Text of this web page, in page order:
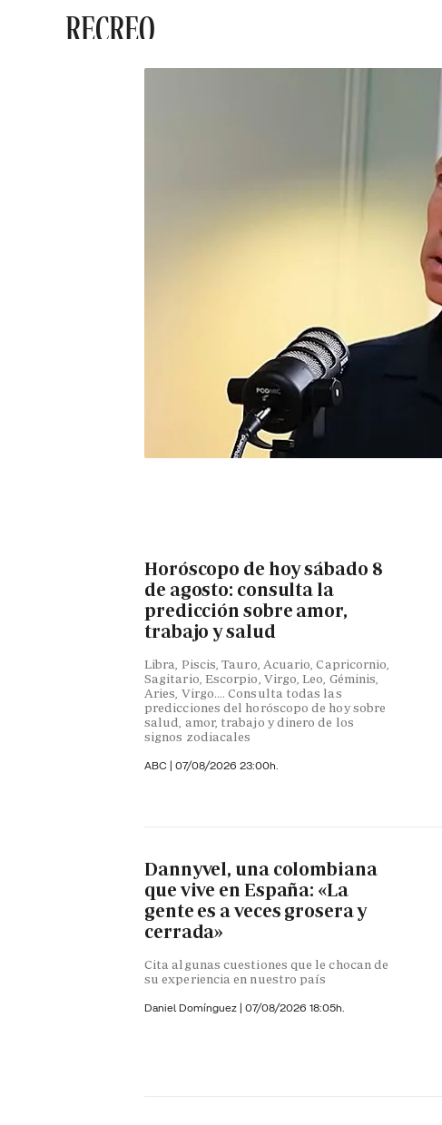
RECREO
Horóscopo de hoy sábado 8
de agosto: consulta la
predicción sobre amor,
trabajo y salud
Libra, Piscis, Tauro, Acuario, Capricornio,
Sagitario, Escorpio, Virgo, Leo, Géminis,
Aries, Virgo…. Consulta todas las
predicciones del horóscopo de hoy sobre
salud, amor, trabajo y dinero de los
signos zodiacales
ABC | 07/08/2026 23:00h.
Dannyvel, una colombiana
que vive en España: «La
gente es a veces grosera y
cerrada»
Cita algunas cuestiones que le chocan de
su experiencia en nuestro país
Daniel Domínguez | 07/08/2026 18:05h.